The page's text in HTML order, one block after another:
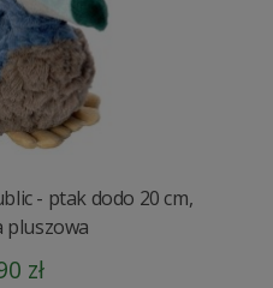
- ptak dodo 20 cm,
pluszowa
zł